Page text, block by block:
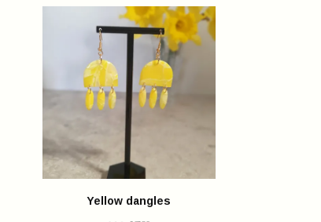
Yellow dangles